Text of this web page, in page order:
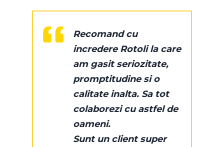
Recomand cu
incredere Rotoli la care
am gasit seriozitate,
promptitudine si o
calitate inalta. Sa tot
colaborezi cu astfel de
oameni.
Sunt un client super